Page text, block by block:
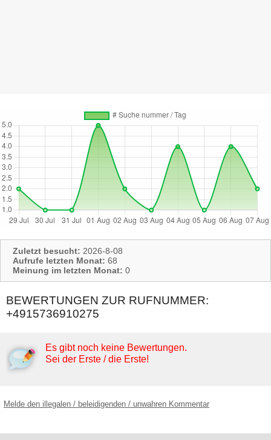
Zuletzt besucht: 2026-8-08
Aufrufe letzten Monat: 68
Meinung im letzten Monat: 0
BEWERTUNGEN ZUR RUFNUMMER:
+4915736910275
Es gibt noch keine Bewertungen.
Sei der Erste / die Erste!
Melde den illegalen / beleidigenden / unwahren Kommentar